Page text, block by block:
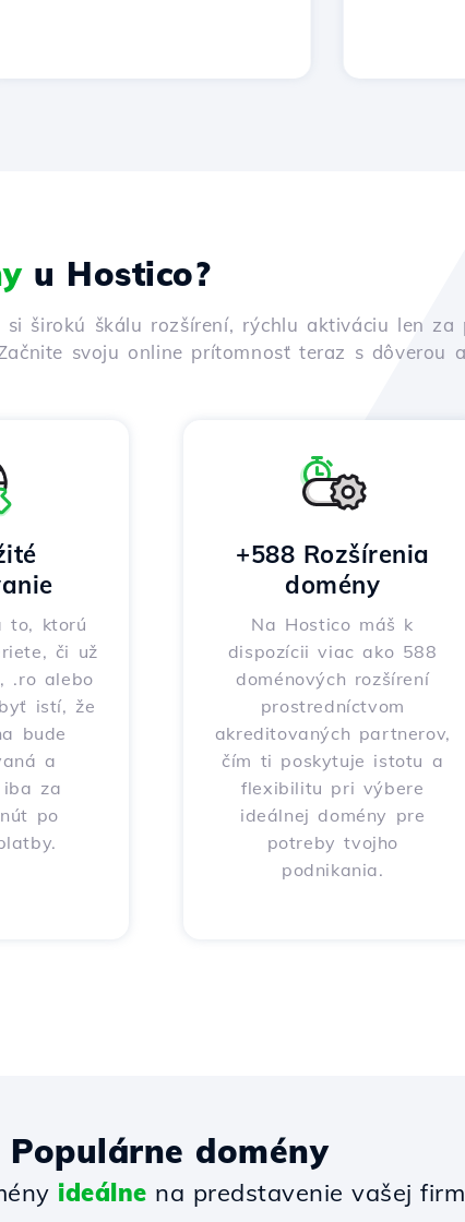
u Hostico?
širokú škálu rozšírení, rýchlu aktiváciu len
svoju online prítomnosť teraz s dôverou
to, ktorú
či už
.ro alebo
istí, že
bude
a
za
po
+588 Rozšírenia
domény
Na Hostico máš k
dispozícii viac ako 588
doménových rozšírení
prostredníctvom
akreditovaných partnerov,
čím ti poskytuje istotu a
flexibilitu pri výbere
ideálnej domény pre
potreby tvojho
podnikania.
Populárne domény
ideálne na predstavenie vašej